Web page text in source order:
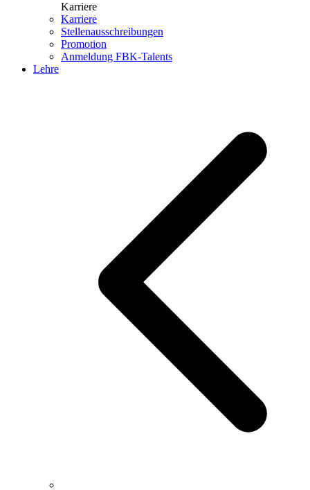
Karriere
Karriere
Stellenausschreibungen
Promotion
Anmeldung FBK-Talents
Lehre